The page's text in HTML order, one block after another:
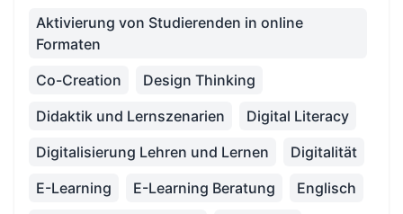
Aktivierung von Studierenden in online
Formaten
Co-Creation
Design Thinking
Didaktik und Lernszenarien
Digital Literacy
Digitalisierung Lehren und Lernen
Digitalität
E-Learning
E-Learning Beratung
Englisch